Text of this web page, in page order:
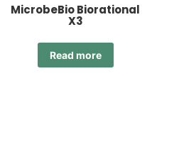
MicrobeBio Biorational
X3
Read more